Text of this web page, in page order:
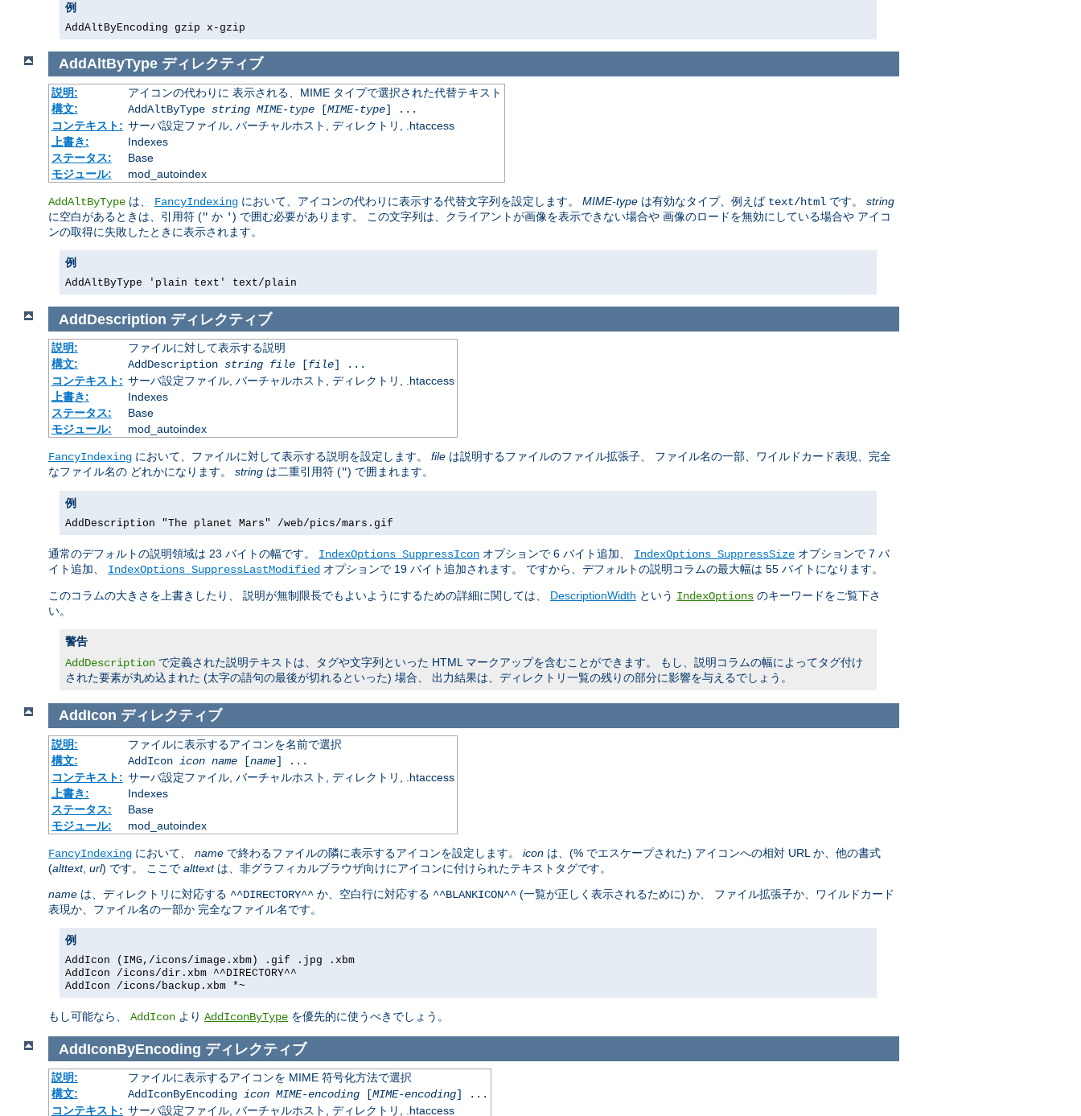
例
AddAltByEncoding gzip x-gzip
AddAltByTypeディレクティブ
説明:
アイコンの代わりに 表示される、MIME タイプで選択された代替テキスト
構文:
AddAltByType string MIME-type[MIME-type] ...
コンテキスト: サーバ設定ファイル, バーチャルホスト, ディレクトリ, .htaccess
上書き:
Indexes
ステータス:
Base
モジュール:
mod_autoindex
AddAltByType は、 FancyIndexing において、アイコンの代わりに表示する代替文字列を設定します。 MIME-type は有効なタイプ、例えば text/html です。 string
に空白があるときは、引用符 (" か ') で囲む必要があります。 この文字列は、クライアントが画像を表示できない場合や 画像のロードを無効にしている場合や アイコ
ンの取得に失敗したときに表示されます。
例
AddAltByType 'plain text' text/plain
AddDescription ディレクティブ
説明:
ファイルに対して表示する説明
構文:
AddDescription string file[file] ...
コンテキスト: サーバ設定ファイル, バーチャルホスト, ディレクトリ, .htaccess
上書き:
Indexes
ステータス:
Base
モジュール:
mod_autoindex
FancyIndexing において、ファイルに対して表示する説明を設定します。 file は説明するファイルのファイル拡張子、 ファイル名の一部、ワイルドカード表現、完全
なファイル名の どれかになります。 string は二重引用符 (") で囲まれます。
例
AddDescription "The planet Mars" /web/pics/mars.gif
通常のデフォルトの説明領域は 23 バイトの幅です。 IndexOptions SuppressIcon オプションで 6 バイト追加、 IndexOptions SuppressSize オプションで 7 バ
イト追加、 IndexOptions SuppressLastModified オプションで 19 バイト追加されます。 ですから、デフォルトの説明コラムの最大幅は 55 バイトになります。
このコラムの大きさを上書きしたり、 説明が無制限長でもよいようにするための詳細に関しては、 DescriptionWidth という IndexOptions のキーワードをご覧下さ
い。
警告
AddDescription で定義された説明テキストは、タグや文字列といった HTML マークアップを含むことができます。 もし、説明コラムの幅によってタグ付け
された要素が丸め込まれた (太字の語句の最後が切れるといった) 場合、 出力結果は、ディレクトリ一覧の残りの部分に影響を与えるでしょう。
AddIcon ディレクティブ
説明:
ファイルに表示するアイコンを名前で選択
構文:
AddIcon icon name[name] ...
コンテキスト: サーバ設定ファイル, バーチャルホスト, ディレクトリ, .htaccess
上書き:
Indexes
ステータス:
Base
モジュール:
mod_autoindex
FancyIndexing において、 name で終わるファイルの隣に表示するアイコンを設定します。 icon は、(% でエスケープされた) アイコンへの相対 URL か、他の書式
(alttext, url) です。 ここで alttextは、非グラフィカルブラウザ向けにアイコンに付けられたテキストタグです。
name は、ディレクトリに対応する ^^DIRECTORY^^ か、空白行に対応する ^^BLANKICON^^ (一覧が正しく表示されるために) か、 ファイル拡張子か、ワイルドカード
表現か、ファイル名の一部か 完全なファイル名です。
例
AddIcon (IMG,/icons/image.xbm) .gif .jpg .xbm
AddIcon /icons/dir.xbm ^^DIRECTORY^^
AddIcon /icons/backup.xbm *~
もし可能なら、 AddIcon より AddIconByType を優先的に使うべきでしょう。
AddIconByEncoding ディレクティブ
説明:
ファイルに表示するアイコンを MIME 符号化方法で選択
構文:
AddIconByEncoding icon MIME-encoding[MIME-encoding] ...
コンテキスト: サーバ設定ファイル, バーチャルホスト, ディレクトリ, .htaccess